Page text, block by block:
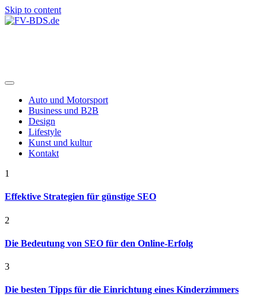
Skip to content
Auto und Motorsport
Business und B2B
Design
Lifestyle
Kunst und kultur
Kontakt
1
Effektive Strategien für günstige SEO
2
Die Bedeutung von SEO für den Online-Erfolg
3
Die besten Tipps für die Einrichtung eines Kinderzimmers